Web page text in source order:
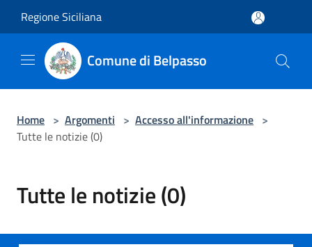
Regione Siciliana
Comune di Belpasso
Home > Argomenti > Accesso all'informazione >
Tutte le notizie (0)
Tutte le notizie (0)